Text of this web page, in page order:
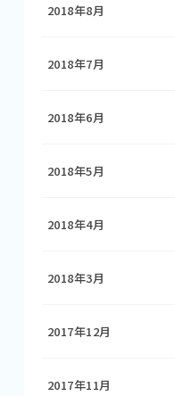
2018年8月
2018年7月
2018年6月
2018年5月
2018年4月
2018年3月
2017年12月
2017年11月